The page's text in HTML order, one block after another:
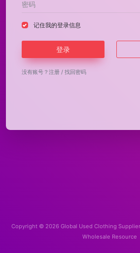
记住我的登录信息
登录
没有账号？ 注册 / 找回密码
Copyright © 2026 Global Used Clothing
Wholesale Resource